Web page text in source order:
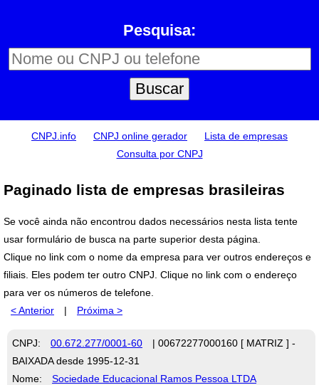
Pesquisa:
CNPJ.info CNPJ online gerador
Lista de empresas
Consulta por CNPJ
Paginado lista de empresas brasileiras
Se você ainda não encontrou dados necessários nesta lista tente
usar formulário de busca na parte superior desta página.
Clique no link com o nome da empresa para ver outros endereços e
filiais. Eles podem ter outro CNPJ. Clique no link com o endereço
para ver os números de telefone.
< Anterior
| Próxima >
CNPJ: 00.672.277/0001-60
| 00672277000160 [ MATRIZ ] -
BAIXADA desde 1995-12-31
Nome:
Sociedade Educacional Ramos Pessoa LTDA